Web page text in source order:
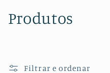
C
Produtos
Filtrar e ordenar